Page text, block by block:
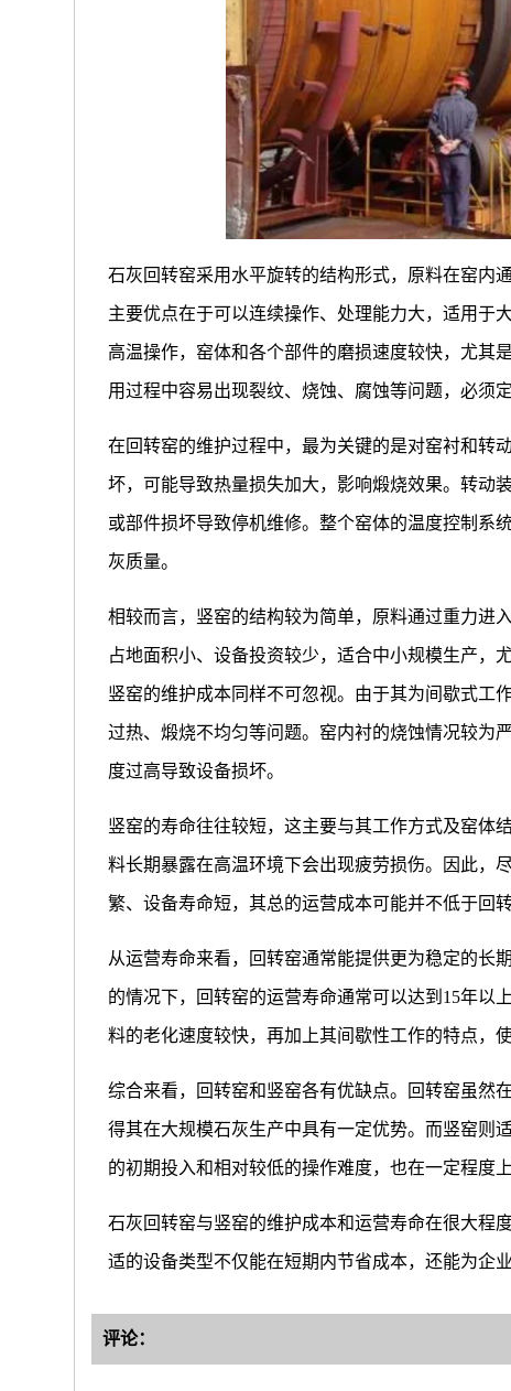
石灰回转窑采用水平旋转的结构形式，原料在窑内
主要优点在于可以连续操作、处理能力大，适用于
高温操作，窑体和各个部件的磨损速度较快，尤其
用过程中容易出现裂纹、烧蚀、腐蚀等问题，必须
在回转窑的维护过程中，最为关键的是对窑衬和转
坏，可能导致热量损失加大，影响煅烧效果。转动
或部件损坏导致停机维修。整个窑体的温度控制系
灰质量。
相较而言，竖窑的结构较为简单，原料通过重力进
占地面积小、设备投资较少，适合中小规模生产，
竖窑的维护成本同样不可忽视。由于其为间歇式工
过热、煅烧不均匀等问题。窑内衬的烧蚀情况较为
度过高导致设备损坏。
竖窑的寿命往往较短，这主要与其工作方式及窑体
料长期暴露在高温环境下会出现疲劳损伤。因此，
繁、设备寿命短，其总的运营成本可能并不低于回转
从运营寿命来看，回转窑通常能提供更为稳定的长
的情况下，回转窑的运营寿命通常可以达到15年以
料的老化速度较快，再加上其间歇性工作的特点，
综合来看，回转窑和竖窑各有优缺点。回转窑虽然
得其在大规模石灰生产中具有一定优势。而竖窑则
的初期投入和相对较低的操作难度，也在一定程度
石灰回转窑与竖窑的维护成本和运营寿命在很大程
适的设备类型不仅能在短期内节省成本，还能为企
评论：